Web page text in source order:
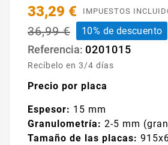
33,29 € IMPUESTOS
36,99 € 10% de descuento
Referencia: 0201015
Recíbelo en 3/4 días
Precio por placa
Espesor: 15 mm
Granulometría: 2-5 mm
Tamaño de las placas: